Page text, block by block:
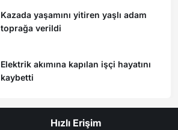
Kazada yaşamını yitiren yaşlı adam
toprağa verildi
Elektrik akımına kapılan işçi hayatını
kaybetti
Hızlı Erişim